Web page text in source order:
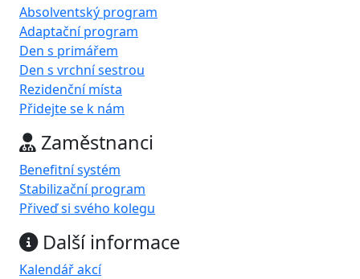
Absolventský program
Adaptační program
Den s primářem
Den s vrchní sestrou
Rezidenční místa
Přidejte se k nám
Zaměstnanci
Benefitní systém
Stabilizační program
Přiveď si svého kolegu
Další informace
Kalendář akcí